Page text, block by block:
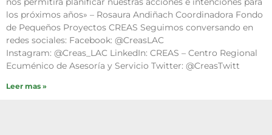
los próximos años» – Rosaura Andiñach Coordinadora Fondo
de Pequeños Proyectos CREAS Seguimos conversando en
redes sociales: Facebook: @CreasLAC
Instagram: @Creas_LAC LinkedIn: CREAS – Centro Regional
Ecuménico de Asesoría y Servicio Twitter: @CreasTwitt
Leer mas »